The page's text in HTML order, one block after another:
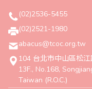
(02)2536-5455
(02)2521-1980
abacus@tcoc.org.tw
104 台北市中山區松
13F., No.168,
Taiwan (R.O.C.)